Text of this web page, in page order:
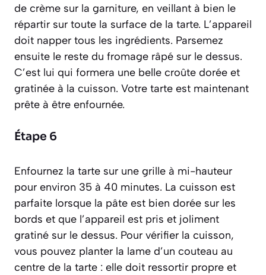
de crème sur la garniture, en veillant à bien le
répartir sur toute la surface de la tarte. L’appareil
doit napper tous les ingrédients. Parsemez
ensuite le reste du fromage râpé sur le dessus.
C’est lui qui formera une belle croûte dorée et
gratinée à la cuisson. Votre tarte est maintenant
prête à être enfournée.
Étape 6
Enfournez la tarte sur une grille à mi-hauteur
pour environ 35 à 40 minutes. La cuisson est
parfaite lorsque la pâte est bien dorée sur les
bords et que l’appareil est pris et joliment
gratiné sur le dessus. Pour vérifier la cuisson,
vous pouvez planter la lame d’un couteau au
centre de la tarte : elle doit ressortir propre et